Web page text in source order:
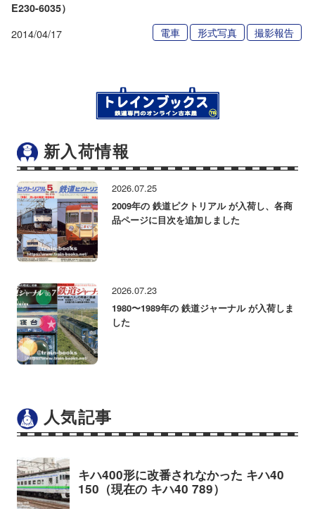
E230-6035）
2014/04/17 電車 形式写真 撮影報告
新入荷情報
2026.07.25
2009年の 鉄道ピクトリアル が入荷し、各商
品ページに目次を追加しました
2026.07.23
1980〜1989年の 鉄道ジャーナル が入荷しま
した
人気記事